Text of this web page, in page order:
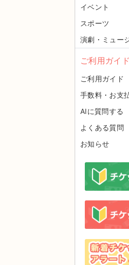
イベント
スポーツ
演劇・ミュー
ご利用ガイド
ご利用ガイド
手数料・お支
AIに質問する
よくある質問
お知らせ